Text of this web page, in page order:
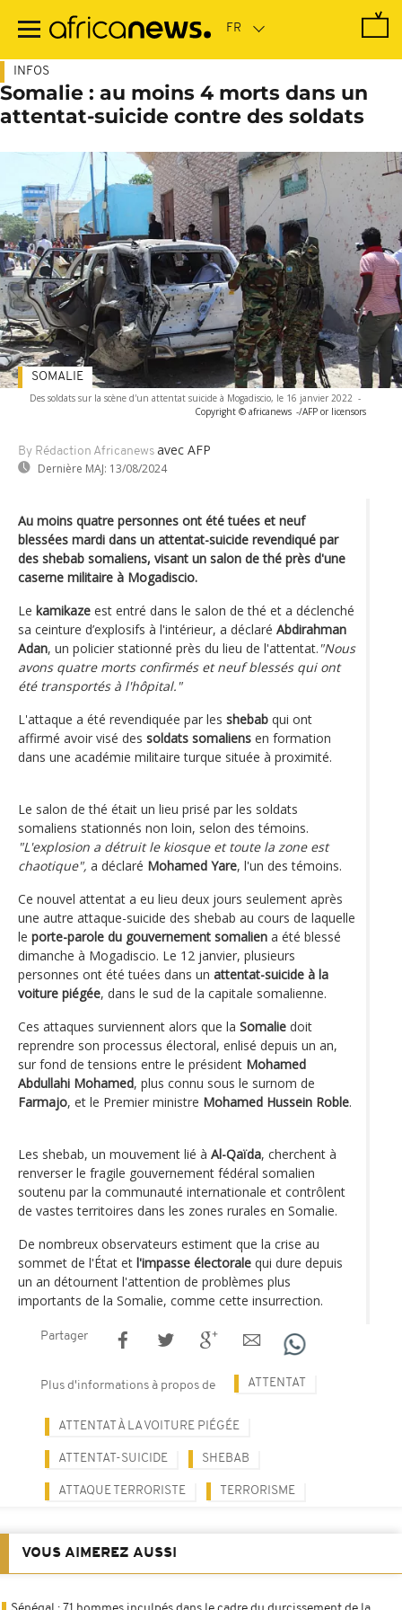
contenu
INFOS
Somalie : au moins 4 morts dans un
attentat-suicide contre des soldats
Des soldats sur la scène d'un attentat suicide à Mogadiscio, le 16 janvier 2022 -
Copyright © africanews -/AFP or licensors
By Rédaction Africanews avec AFP
Dernière MAJ: 13/08/2024
SOMALIE
Au moins quatre personnes ont été tuées et neuf
blessées mardi dans un attentat-suicide revendiqué par
des shebab somaliens, visant un salon de thé près d'une
caserne militaire à Mogadiscio.
Le kamikaze est entré dans le salon de thé et a déclenché
sa ceinture d’explosifs à l'intérieur, a déclaré Abdirahman
Adan, un policier stationné près du lieu de l'attentat. "Nous
avons quatre morts confirmés et neuf blessés qui ont
été transportés à l'hôpital."
L'attaque a été revendiquée par les shebab qui ont
affirmé avoir visé des soldats somaliens en formation
dans une académie militaire turque située à proximité.
Le salon de thé était un lieu prisé par les soldats
somaliens stationnés non loin, selon des témoins.
"L'explosion a détruit le kiosque et toute la zone est
chaotique", a déclaré Mohamed Yare, l'un des témoins.
Ce nouvel attentat a eu lieu deux jours seulement après
une autre attaque-suicide des shebab au cours de laquelle
le porte-parole du gouvernement somalien a été blessé
dimanche à Mogadiscio. Le 12 janvier, plusieurs
personnes ont été tuées dans un attentat-suicide à la
voiture piégée, dans le sud de la capitale somalienne.
Ces attaques surviennent alors que la Somalie doit
reprendre son processus électoral, enlisé depuis un an,
sur fond de tensions entre le président Mohamed
Abdullahi Mohamed, plus connu sous le surnom de
Farmajo, et le Premier ministre Mohamed Hussein Roble.
Les shebab, un mouvement lié à Al-Qaïda, cherchent à
renverser le fragile gouvernement fédéral somalien
soutenu par la communauté internationale et contrôlent
de vastes territoires dans les zones rurales en Somalie.
De nombreux observateurs estiment que la crise au
sommet de l'État et l'impasse électorale qui dure depuis
un an détournent l'attention de problèmes plus
importants de la Somalie, comme cette insurrection.
Partager
Plus d'informations à propos de ATTENTAT
ATTENTAT À LA VOITURE PIÉGÉE
ATTENTAT-SUICIDE SHEBAB
ATTAQUE TERRORISTE TERRORISME
VOUS AIMEREZ AUSSI